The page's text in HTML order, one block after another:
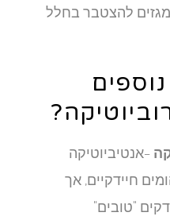
להצטבר בחלל
חיידקיים, אך
"טובים"